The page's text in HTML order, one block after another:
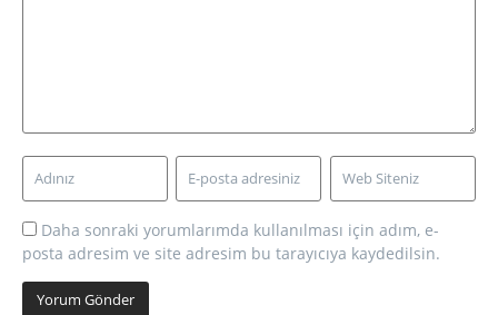
Daha sonraki yorumlarımda kullanılması için adım, e-
posta adresim ve site adresim bu tarayıcıya kaydedilsin.